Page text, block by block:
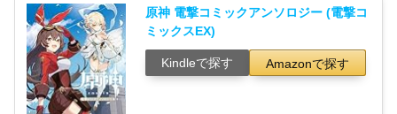
原神 電撃コミックアンソロジー (電撃コ
ミックスEX)
Kindleで探す Amazonで探す